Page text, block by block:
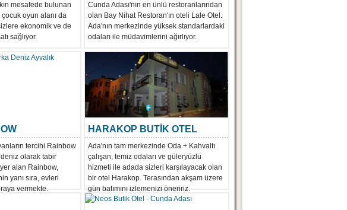
mesafede bulunan
oyun alanı da
ekonomik ve de
sağlıyor.
Cunda Adası'nın en ünlü restoranlarından
olan Bay Nihat Restoran'ın oteli Lale Otel.
Ada'nın merkezinde yüksek standarlardaki
odaları ile müdavimlerini ağırlıyor.
tercihi Rainbow
olarak tabir
alan Rainbow,
yanı sıra, evleri
vermekte.
HARAKOP BUTİK OTEL
Ada'nın tam merkezinde Oda + Kahvaltı
çalışan, temiz odaları ve güleryüzlü
hizmeti ile adada sizleri karşılayacak olan
bir otel Harakop. Terasından akşam üzere
gün batımını izlemenizi öneririz.